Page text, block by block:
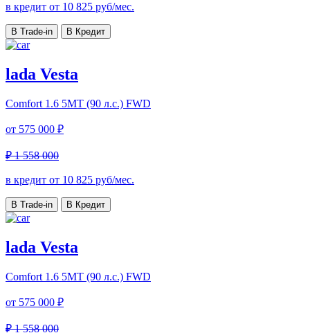
в кредит от 10 825 руб/мес.
В Trade-in В Кредит
lada Vesta
Comfort 1.6 5MT (90 л.с.) FWD
от 575 000 ₽
₽ 1 558 000
в кредит от 10 825 руб/мес.
В Trade-in В Кредит
lada Vesta
Comfort 1.6 5MT (90 л.с.) FWD
от 575 000 ₽
₽ 1 558 000